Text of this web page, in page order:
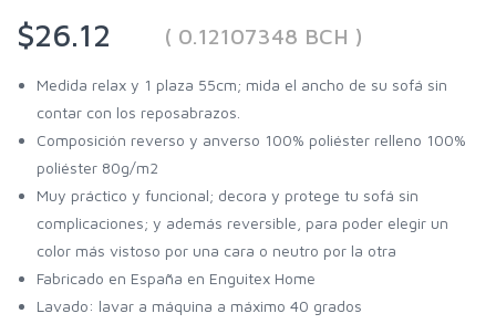
$26.12
( 0.12107348 BCH )
Medida relax y 1 plaza 55cm; mida el ancho de su sofá sin
contar con los reposabrazos.
Composición reverso y anverso 100% poliéster relleno 100%
poliéster 80g/m2
Muy práctico y funcional; decora y protege tu sofá sin
complicaciones; y además reversible, para poder elegir un
color más vistoso por una cara o neutro por la otra
Fabricado en España en Enguitex Home
Lavado: lavar a máquina a máximo 40 grados